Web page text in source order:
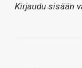
Kirjaudu sisään